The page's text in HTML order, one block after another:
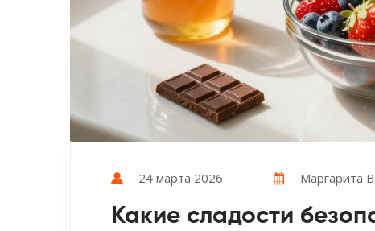
24 марта 2026 Маргарита
Какие сладости